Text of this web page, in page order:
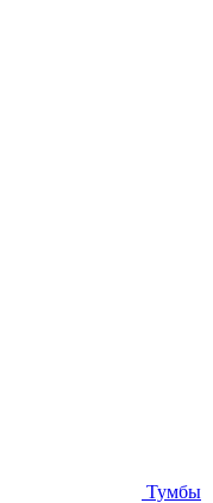
Тумбы